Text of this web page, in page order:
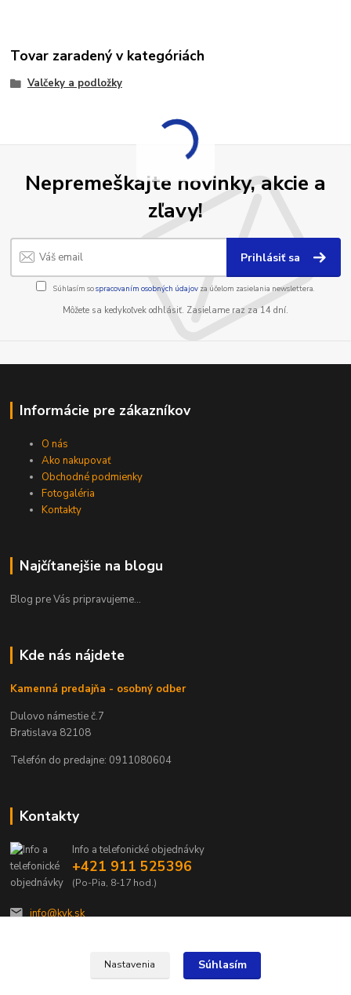
Tovar zaradený v kategóriách
Valčeky a podložky
Nepremeškajte novinky, akcie a
zľavy!
Prihlásiť sa
Súhlasím sospracovaním osobných údajov za účelom zasielania newslettera.
Môžete sa kedykoľvek odhlásiť. Zasielame raz za 14 dní.
Informácie pre zákazníkov
O nás
Ako nakupovať
Obchodné podmienky
Fotogaléria
Kontakty
Najčítanejšie na blogu
Blog pre Vás pripravujeme...
Kde nás nájdete
Kamenná predajňa - osobný odber
Dulovo námestie č.7
Bratislava 82108
Telefón do predajne: 0911080604
Kontakty
Info a telefonické objednávky
+421 911 525396
(Po-Pia, 8-17 hod.)
info@kvk.sk
Nastavenia Súhlasím